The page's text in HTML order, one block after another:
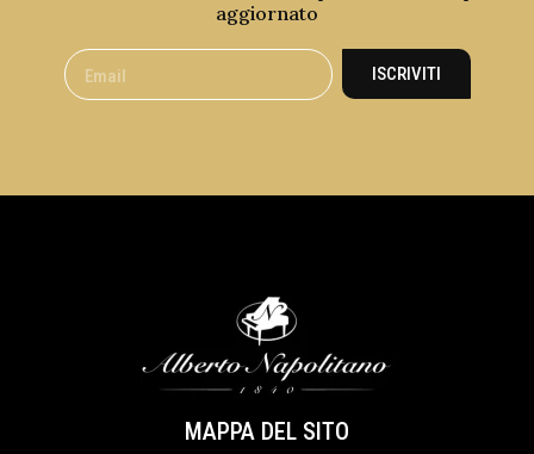
aggiornato
ISCRIVITI
MAPPA DEL SITO